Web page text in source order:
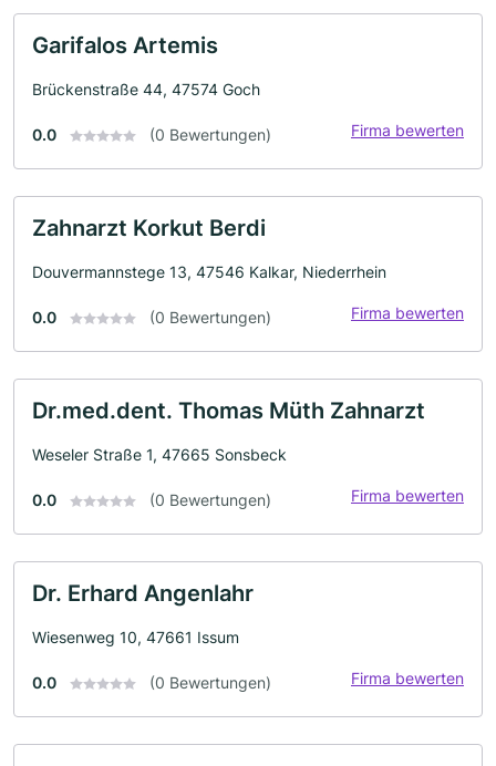
Garifalos Artemis
Brückenstraße 44, 47574 Goch
0.0 (0 Bewertungen) Firma bewerten
Zahnarzt Korkut Berdi
Douvermannstege 13, 47546 Kalkar, Niederrhein
0.0 (0 Bewertungen) Firma bewerten
Dr.med.dent. Thomas Müth Zahnarzt
Weseler Straße 1, 47665 Sonsbeck
0.0 (0 Bewertungen) Firma bewerten
Dr. Erhard Angenlahr
Wiesenweg 10, 47661 Issum
0.0 (0 Bewertungen) Firma bewerten